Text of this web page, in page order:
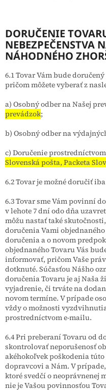
DORUČENIE
NEBEZPEČENSTVA
NÁHODNÉHO
6.1 Tovar Vám bude
pričom môžete vyberať z
a) Osobný odber na Našej
prevádzok;
b) Osobný odber na
c) Doručenie
Slovenská pošta, Packeta
6.2 Tovar je možné doručiť
6.3 Tovar sme Vám povinní
v lehote 7 dní odo dňa
môžu nastať také
doručenia Vami
doručenia a o novom
objednaného Tovaru Vás
informovať, pričom Vaše
dotknuté. Súčasťou Nášho
doručenia Tovaru je aj Naša
vyjadrenie, či trváte na
novom termíne. V prípade
vždy o možnosti
prostredníctvom e-mailu.
6.4 Pri preberaní Tovaru od
skontrolovať neporušenosť
akéhokoľvek poškodenia
dopravcovi a Nám. V
ktoré svedčí o neoprávnenej
nie je Vašou povinnosťou